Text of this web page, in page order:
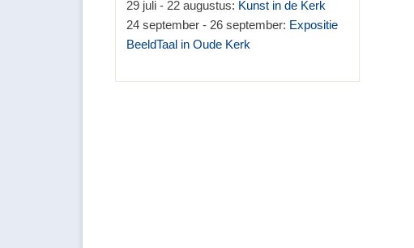
29 juli - 22 augustus: Kunst in de Kerk
24 september - 26 september: Expositie
BeeldTaal in Oude Kerk